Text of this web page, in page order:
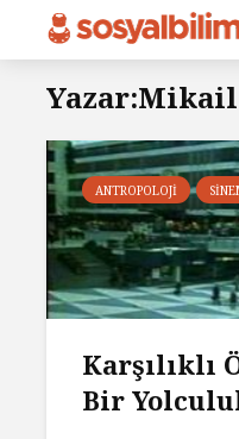
Yazar:Mikail
ANTROPOLOJI
Karşılıklı
Bir